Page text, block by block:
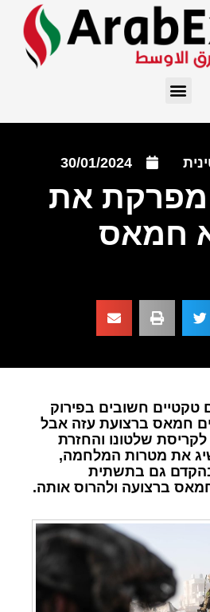
30/01/2024
מפרקת את
חמאס
טקטיים חשובים בפירוק
חמאס ברצועת עזה אבל
לקריסת שלטונו והחזרת
את מטרות המלחמה,
גם בתשתית
ברצועה ולהרוס אותה.